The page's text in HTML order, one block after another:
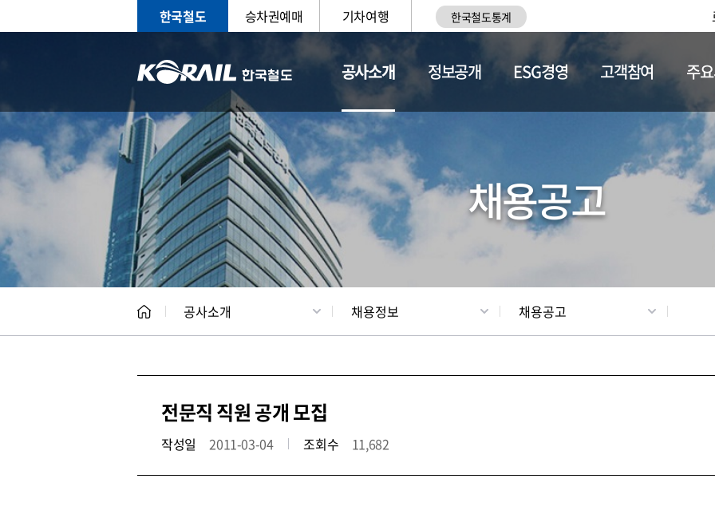
한국철도 승차권예매 기차여행 한국철도통계
공사소개
CEO 일반현황 채용정보
정보공개 ESG경영 고객참여 주
채용공고
공사소개 채용정보 채용공고
전문직 직원 공개 모집
작성일 2011-03-04 조회수 11,682